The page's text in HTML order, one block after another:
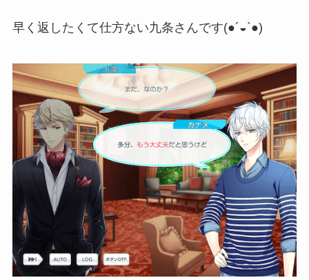
早く返したくて仕方ない九条さんです(●´◒`●)